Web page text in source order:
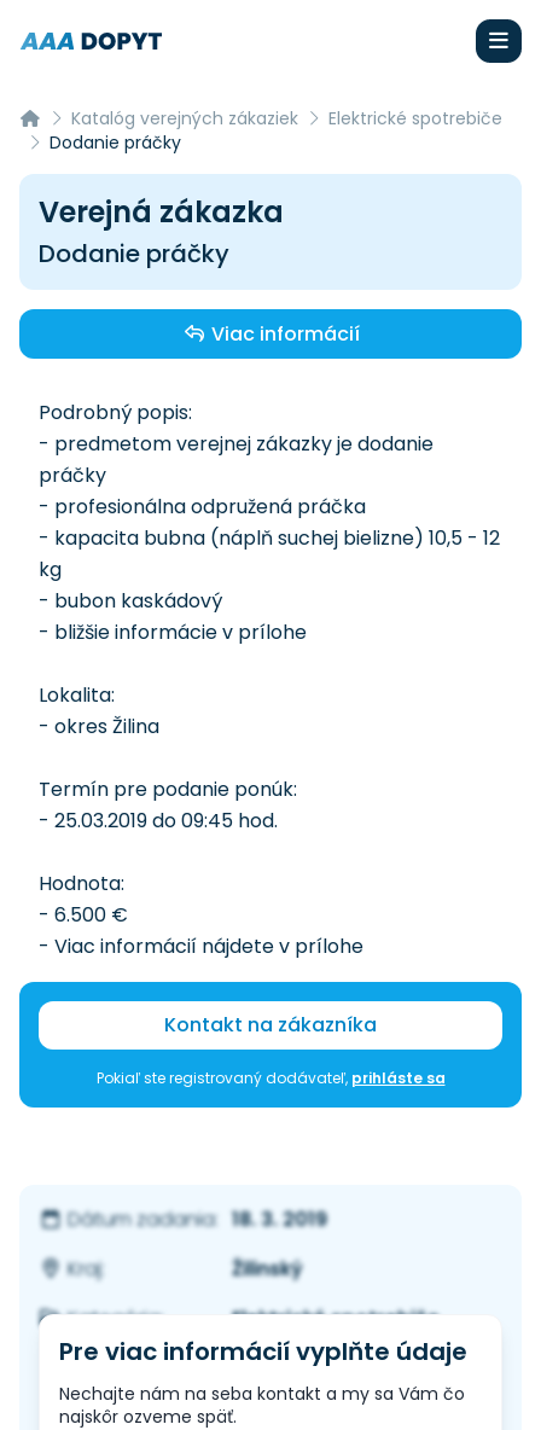
Katalóg verejných zákaziek
Elektrické spotrebiče
Dodanie práčky
Verejná zákazka
Dodanie práčky
Viac informácií
Podrobný popis:
- predmetom verejnej zákazky je dodanie
práčky
- profesionálna odpružená práčka
- kapacita bubna (náplň suchej bielizne) 10,5 - 12
kg
- bubon kaskádový
- bližšie informácie v prílohe
Lokalita:
- okres Žilina
Termín pre podanie ponúk:
- 25.03.2019 do 09:45 hod.
Hodnota:
- 6.500 €
- Viac informácií nájdete v prílohe
Kontakt na zákazníka
Pokiaľ ste registrovaný dodávateľ, prihláste sa
Dátum zadania: 18. 3. 2019
Kraj:
Žilinský
Kategória:
Elektrické spotrebiče
Pre viac informácií vyplňte údaje
Nechajte nám na seba kontakt a my sa Vám čo
najskôr ozveme späť.